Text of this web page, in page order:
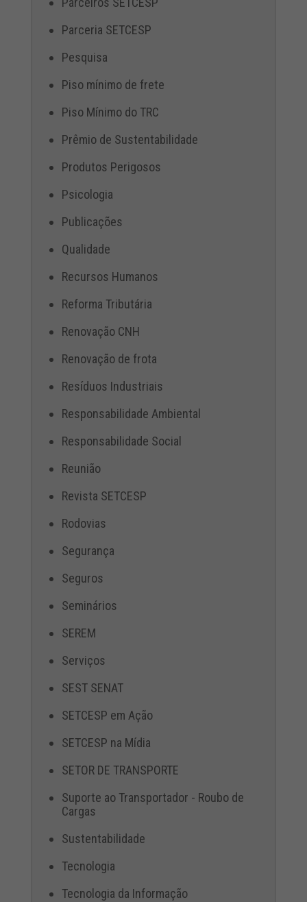
Parceria SETCESP
Pesquisa
Piso mínimo de frete
Piso Mínimo do TRC
Prêmio de Sustentabilidade
Produtos Perigosos
Psicologia
Publicações
Qualidade
Recursos Humanos
Reforma Tributária
Renovação CNH
Renovação de frota
Resíduos Industriais
Responsabilidade Ambiental
Responsabilidade Social
Reunião
Revista SETCESP
Rodovias
Segurança
Seguros
Seminários
SEREM
Serviços
SEST SENAT
SETCESP em Ação
SETCESP na Mídia
SETOR DE TRANSPORTE
Suporte ao Transportador - Roubo de
Cargas
Sustentabilidade
Tecnologia
Tecnologia da Informação